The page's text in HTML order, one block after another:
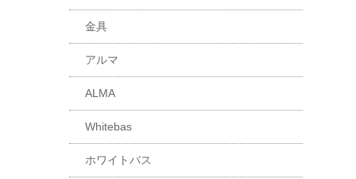
金具
アルマ
ALMA
Whitebas
ホワイトバス